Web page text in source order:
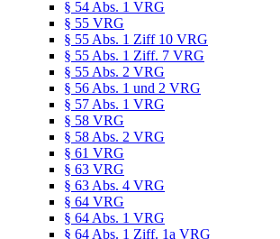
§ 54 Abs. 1 VRG
§ 55 VRG
§ 55 Abs. 1 Ziff 10 VRG
§ 55 Abs. 1 Ziff. 7 VRG
§ 55 Abs. 2 VRG
§ 56 Abs. 1 und 2 VRG
§ 57 Abs. 1 VRG
§ 58 VRG
§ 58 Abs. 2 VRG
§ 61 VRG
§ 63 VRG
§ 63 Abs. 4 VRG
§ 64 VRG
§ 64 Abs. 1 VRG
§ 64 Abs. 1 Ziff. 1a VRG